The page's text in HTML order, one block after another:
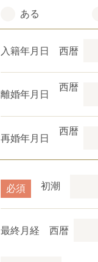
ある
入籍年月日 西暦
離婚年月日
西暦
再婚年月日
西暦
必須 初潮
最終月経 西暦